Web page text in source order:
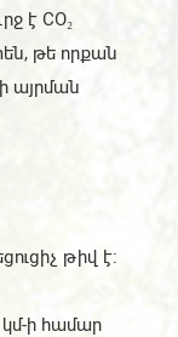
է CO₂
թե որքան
այրման
թիվ է:
ի համար